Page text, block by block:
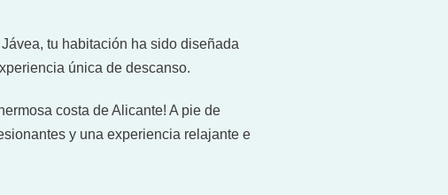
tu habitación ha sido diseñada
única de descanso.
costa de Alicante! A pie de
y una experiencia relajante e